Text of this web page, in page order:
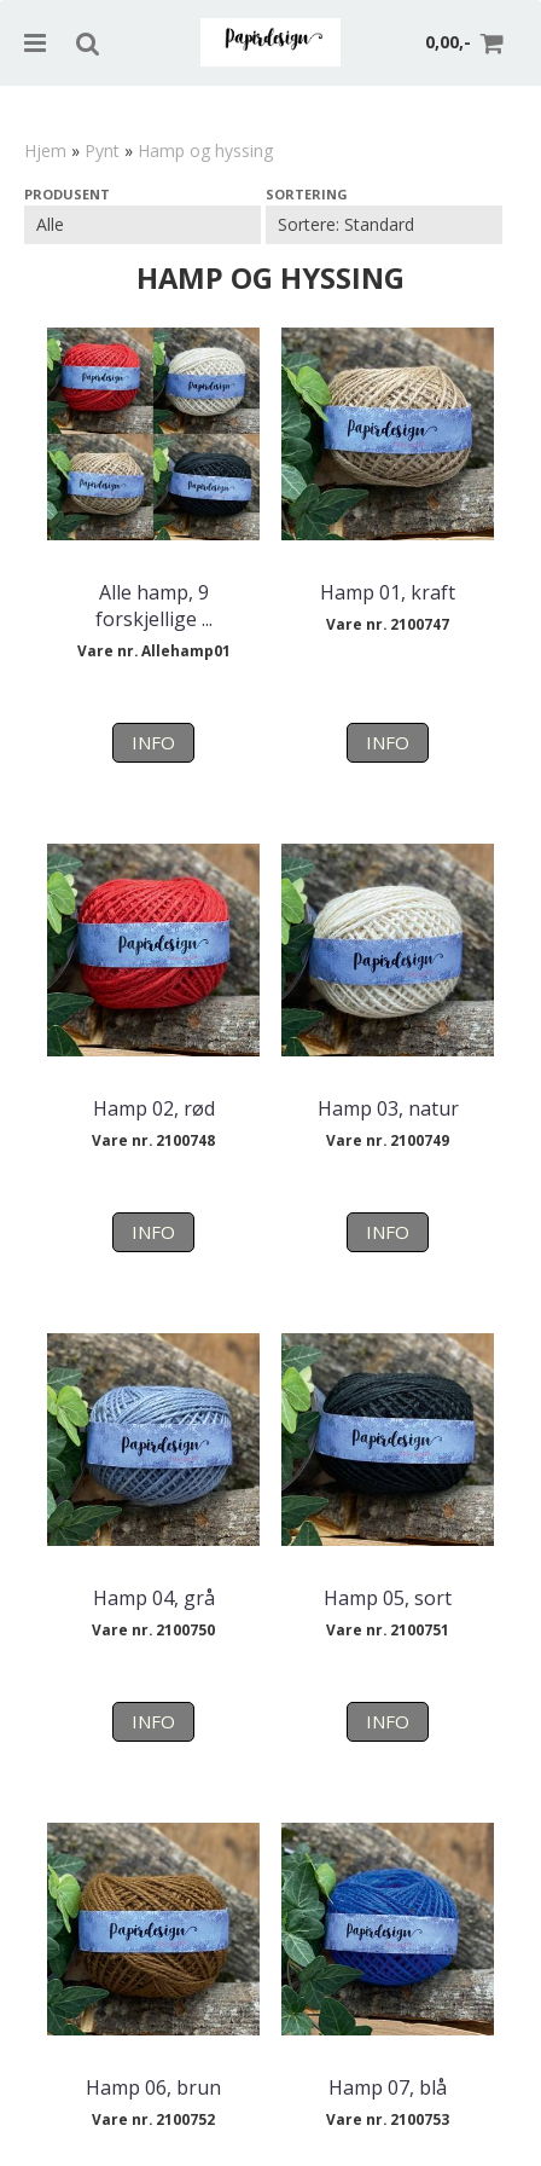
0,00,-
Hjem » Pynt » Hamp og hyssing
PRODUSENT SORTERING
HAMP OG HYSSING
Alle hamp, 9
forskjellige ...
Vare nr. Allehamp01
INFO
Hamp 01, kraft
Vare nr. 2100747
INFO
Hamp 02, rød
Vare nr. 2100748
INFO
Hamp 03, natur
Vare nr. 2100749
INFO
Hamp 04, grå
Vare nr. 2100750
INFO
Hamp 05, sort
Vare nr. 2100751
INFO
Hamp 06, brun
Vare nr. 2100752
Hamp 07, blå
Vare nr. 2100753